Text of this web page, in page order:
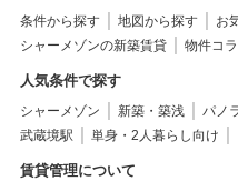
条件から探す 地図から探す お
シャーメゾンの新築賃貸
物件コ
人気条件で探す
シャーメゾン 新築・築浅 パノ
武蔵境駅
単身・2人暮らし向け
賃貸管理について